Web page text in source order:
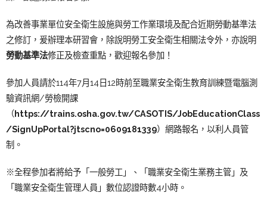
為改善事業單位安全衛生設施與勞工作業環境及配合近期勞動基準法
之修訂，爰辦理本研習會，除說明勞工安全衛生相關法令外，亦說明
勞動基準法修正及檢查重點，歡迎報名參加！
參加人員請於114年7月14日12時前至職業安全衛生教育訓練暨電腦測
驗資訊網/勞檢開課
（ https://trains.osha.gov.tw/CASOTIS/JobEducationClass
/SignUpPortal?jtscno=0609181339）網路報名，以利人員管
制。
※全程參加者將給予「一般勞工」、「職業安全衛生業務主管」及
「職業安全衛生管理人員」數位認證時數4小時。